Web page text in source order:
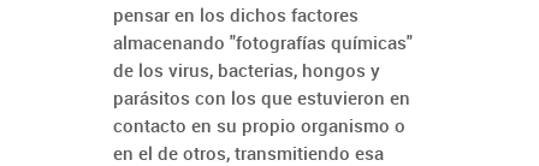
pensar en los dichos factores
almacenando "fotografías químicas"
de los virus, bacterias, hongos y
parásitos con los que estuvieron en
contacto en su propio organismo o
en el de otros, transmitiendo esa